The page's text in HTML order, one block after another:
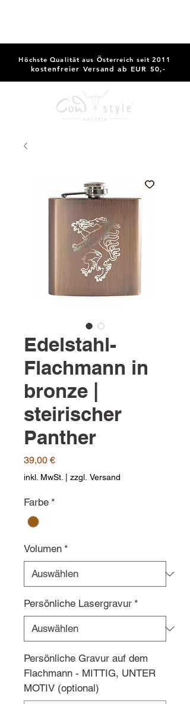
Höchste Qualität aus Österreich seit 2011
kostenfreier Versand ab EUR 50,-
Edelstahl-
Flachmann in
bronze |
steirischer
Panther
39,00 €Preis
inkl. MwSt. zzgl. Versand
Farbe *
Volumen *
Persönliche Lasergravur *
Persönliche Gravur auf dem
Flachmann - MITTIG, UNTER
MOTIV (optional)